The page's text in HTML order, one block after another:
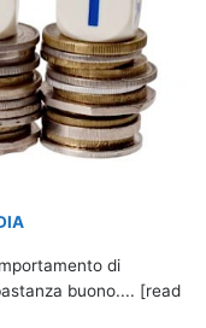
di
buono.... [read